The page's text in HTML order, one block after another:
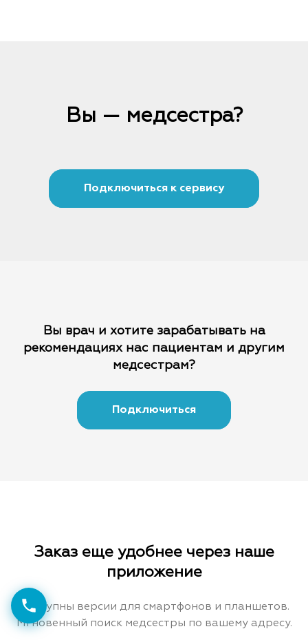
Вы — медсестра?
Подключиться к сервису
Вы врач и хотите зарабатывать на
рекомендациях нас пациентам и другим
медсестрам?
Подключиться
Заказ еще удобнее через наше
приложение
Доступны версии для смартфонов и планшетов.
Мгновенный поиск медсестры по вашему адресу.